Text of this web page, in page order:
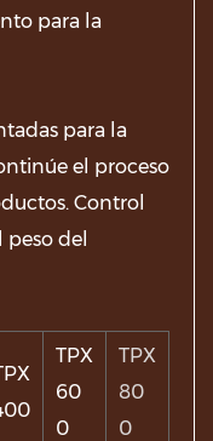
para la
para la
el proceso
Control
del
TPX
60
0
TPX
80
0